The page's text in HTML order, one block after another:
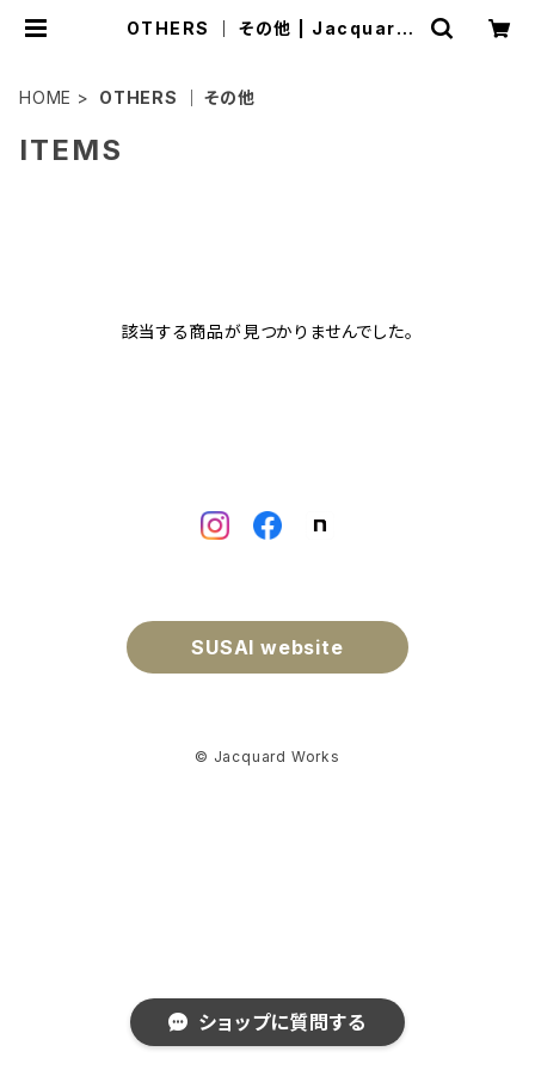
OTHERS ｜ その他 | Jacquard
HOME OTHERS ｜ その他
ITEMS
該当する商品が見つかりませんでした。
SUSAI website
© Jacquard Works
ショップに質問する